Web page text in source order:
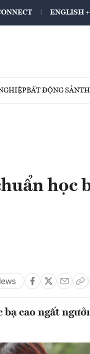
ENGLISH
BẤT ĐỘNG SẢN
học
cao ngất